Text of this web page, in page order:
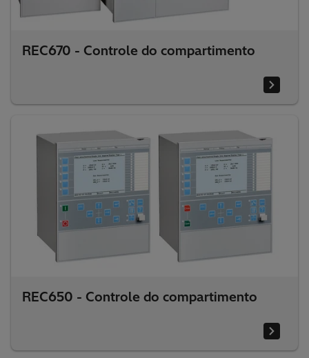
REC670 - Controle do compartimento
REC650 - Controle do compartimento